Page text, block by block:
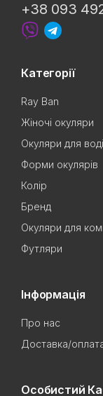
+38 093
Категорії
Ray Ban
Жіночі окуляри
Окуляри для
Форми окулярів
Колір
Бренд
Окуляри для
Футляри
Інформація
Про нас
Доставка/
Особистий